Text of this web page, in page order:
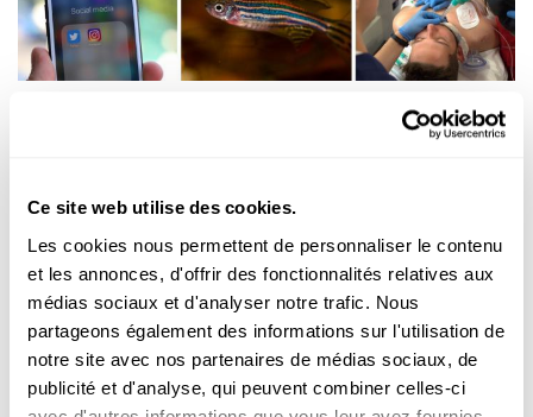
Ce site web utilise des cookies.
Les cookies nous permettent de personnaliser le contenu
et les annonces, d'offrir des fonctionnalités relatives aux
médias sociaux et d'analyser notre trafic. Nous
partageons également des informations sur l'utilisation de
notre site avec nos partenaires de médias sociaux, de
publicité et d'analyse, qui peuvent combiner celles-ci
10 résultats captivants de la recherche au
Comment les arrêts cardiaquespréhospitaliers
charge ? Peut-on apprendre à réguler son activité gastrique ?
Voici les dernières nouvelles scientifiques du Grand-Duché.
University of Luxembourg CHL LIST ,C2DH